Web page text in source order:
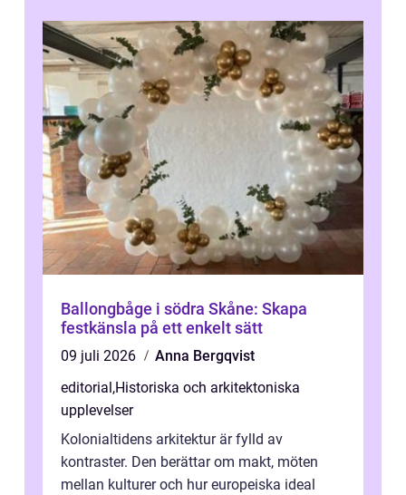
Ballongbåge i södra Skåne: Skapa
festkänsla på ett enkelt sätt
09 juli 2026
Anna Bergqvist
editorial,Historiska och arkitektoniska
upplevelser
Kolonialtidens arkitektur är fylld av
kontraster. Den berättar om makt, möten
mellan kulturer och hur europeiska ideal